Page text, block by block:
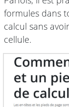
formules dans
calcul sans
cellule.